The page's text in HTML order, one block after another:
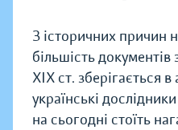
З історичних причин
більшість документів
XIX ст. зберігається в
українські
на сьогодні стоїть